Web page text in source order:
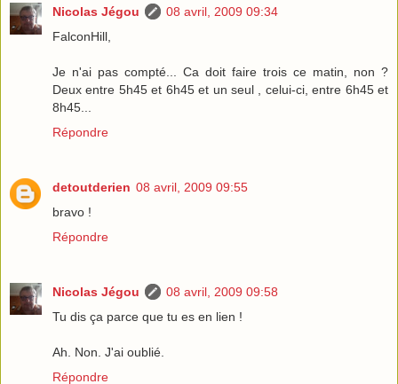
Nicolas Jégou
08 avril, 2009 09:34
FalconHill,
Je n'ai pas compté... Ca doit faire trois ce matin, non ?
Deux entre 5h45 et 6h45 et un seul , celui-ci, entre 6h45 et
8h45...
Répondre
detoutderien 08 avril, 2009 09:55
bravo !
Répondre
Nicolas Jégou
08 avril, 2009 09:58
Tu dis ça parce que tu es en lien !
Ah. Non. J'ai oublié.
Répondre